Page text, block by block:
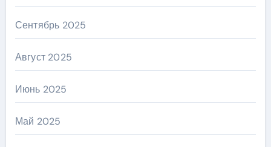
Сентябрь 2025
Август 2025
Июнь 2025
Май 2025